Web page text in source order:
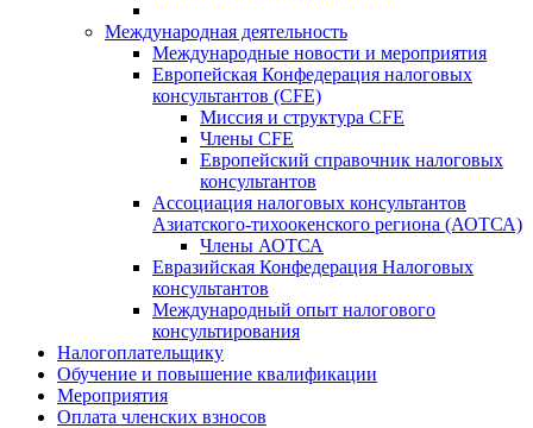
Международная деятельность
Международные новости и мероприятия
Европейская Конфедерация налоговых
консультантов (CFE)
Миссия и структура CFE
Члены CFE
Европейский справочник налоговых
консультантов
Ассоциация налоговых консультантов
Азиатского-тихоокенского региона (АОТСА)
Члены АОТСА
Евразийская Конфедерация Налоговых
консультантов
Международный опыт налогового
консультирования
Налогоплательщику
Обучение и повышение квалификации
Мероприятия
Оплата членских взносов